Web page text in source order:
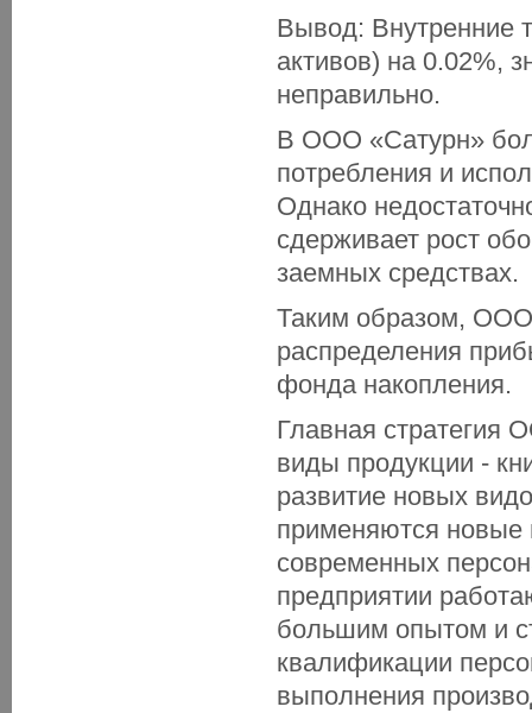
Вывод: Внутренние
активов) на 0.02%,
неправильно.
В ООО «Сатурн»
потребления и
Однако
сдерживает рост
заемных средствах.
Таким образом, ООО
распределения
фонда накопления.
Главная стратегия
виды продукции -
развитие новых
применяются новые
современных
предприятии
большим опытом и
квалификации
выполнения